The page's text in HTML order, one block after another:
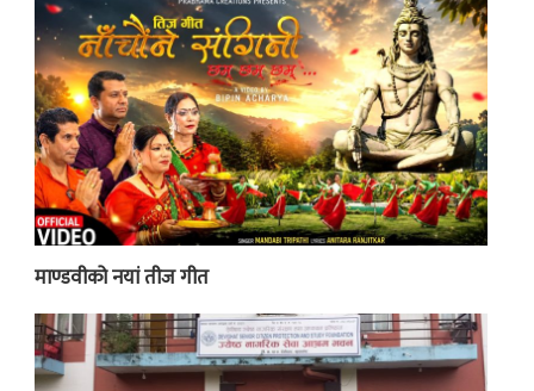
माण्डवीको नयां तीज गीत